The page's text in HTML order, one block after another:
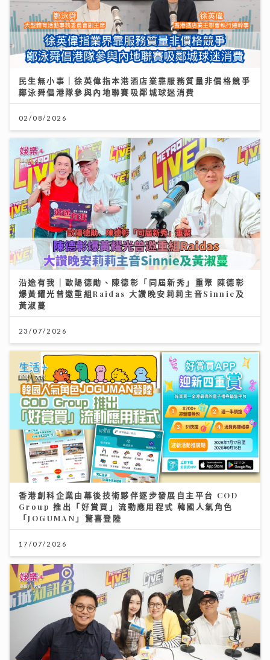
民生無小事｜徐英偉指本港酒店業靠服務質量非價格競爭
鄭泳舜倡港隊參與內地聯賽吸鄰城球迷消費
02/08/2026
沿途有我｜歐陽德勛、陳德彰「同屆新秀」重聚 陳德彰
爆黃耀光曾邀重組Raidas 大讚晚安莉莉主音Sinnie及
黃淑蔓
23/07/2026
香港創科企業由幕後技術夥伴逐步發展自主平台 COD
Group 推出「好賞買」流動應用程式 韓國人氣角色
「JOGUMAN」驚喜登陸
17/07/2026